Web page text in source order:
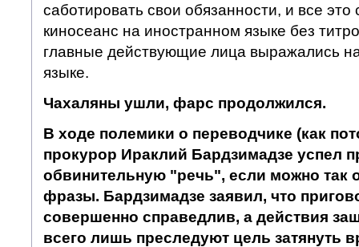
саботировать свои обязанности, и все
киносеанс на иностранном языке без
главные действующие лица выражались
языке.
Чахаляны ушли, фарс продолжился.
В ходе полемики о переводчике (как
прокурор Ираклий Бардзимадзе успел
обвинительную "речь", если можно так
фразы. Бардзимадзе заявил, что
совершенно справедлив, а действия
всего лишь преследуют цель затянуть